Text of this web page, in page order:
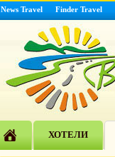
News Travel Finder Travel
ХОТЕЛИ